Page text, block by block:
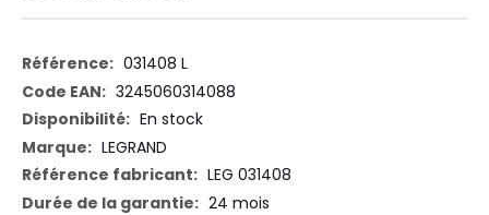
Plus
d’information
031408 L
3245060314088
En stock
LEGRAND
LEG 031408
24 mois